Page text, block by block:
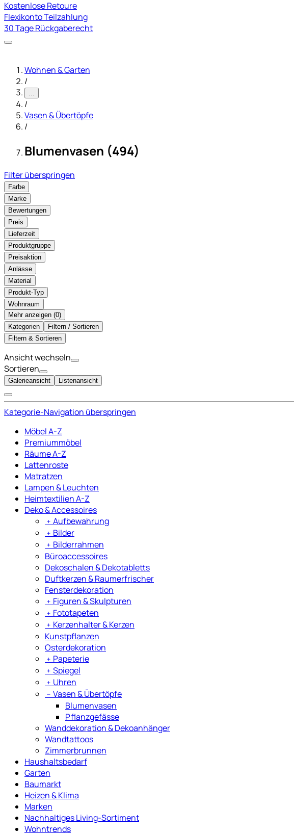
Kostenlose Retoure
Flexikonto Teilzahlung
30 Tage Rückgaberecht
Wohnen & Garten
/
...
/
Vasen & Übertöpfe
/
Blumenvasen (494)
Filter überspringen
Farbe
Marke
Bewertungen
Preis
Lieferzeit
Produktgruppe
Preisaktion
Anlässe
Material
Produkt-Typ
Wohnraum
Mehr anzeigen ( )
Kategorien
Filtern / Sortieren
Filtern & Sortieren
Ansicht wechseln
Sortieren
Galerieansicht Listenansicht
Kategorie-Navigation überspringen
Möbel A-Z
Premiummöbel
Räume A-Z
Lattenroste
Matratzen
Lampen & Leuchten
Heimtextilien A-Z
Deko & Accessoires
﹢ Aufbewahrung
﹢ Bilder
﹢ Bilderrahmen
Büroaccessoires
Dekoschalen & Dekotabletts
Duftkerzen & Raumerfrischer
Fensterdekoration
﹢ Figuren & Skulpturen
﹢ Fototapeten
﹢ Kerzenhalter & Kerzen
Kunstpflanzen
Osterdekoration
﹢ Papeterie
﹢ Spiegel
﹢ Uhren
﹣ Vasen & Übertöpfe
Blumenvasen
Pflanzgefässe
Wanddekoration & Dekoanhänger
Wandtattoos
Zimmerbrunnen
Haushaltsbedarf
Garten
Baumarkt
Heizen & Klima
Marken
Nachhaltiges Living-Sortiment
Wohntrends